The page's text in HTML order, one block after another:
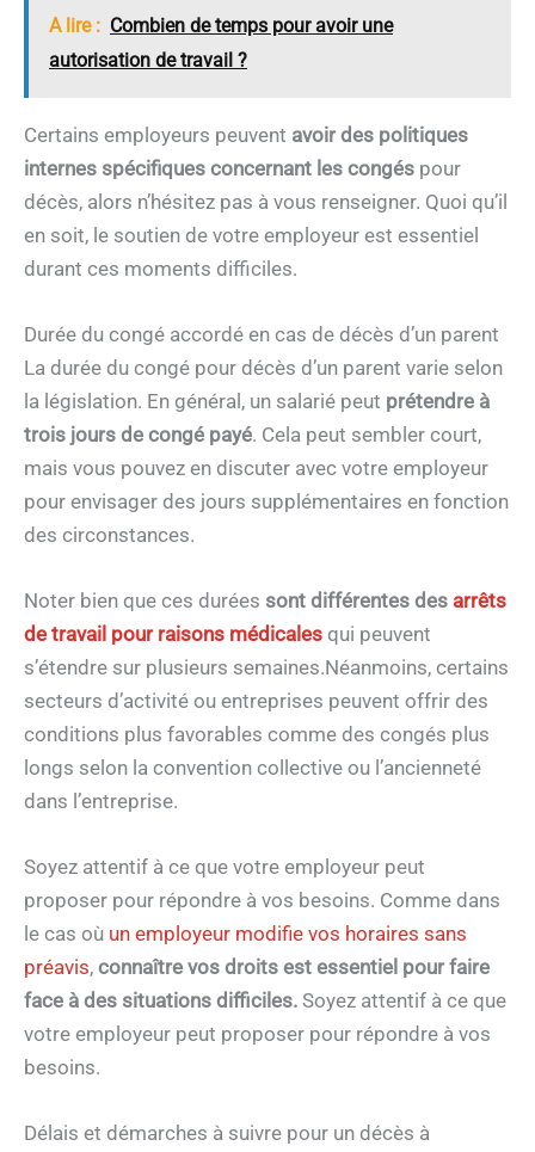
A lire : Combien de temps pour avoir une
autorisation de travail ?
Certains employeurs peuvent avoir des politiques
internes spécifiques concernant les congés pour
décès, alors n’hésitez pas à vous renseigner. Quoi qu’il
en soit, le soutien de votre employeur est essentiel
durant ces moments difficiles.
Durée du congé accordé en cas de décès d’un parent
La durée du congé pour décès d’un parent varie selon
la législation. En général, un salarié peut prétendre à
trois jours de congé payé. Cela peut sembler court,
mais vous pouvez en discuter avec votre employeur
pour envisager des jours supplémentaires en fonction
des circonstances.
Noter bien que ces durées sont différentes des arrêts
de travail pour raisons médicales qui peuvent
s’étendre sur plusieurs semaines.Néanmoins, certains
secteurs d’activité ou entreprises peuvent offrir des
conditions plus favorables comme des congés plus
longs selon la convention collective ou l’ancienneté
dans l’entreprise.
Soyez attentif à ce que votre employeur peut
proposer pour répondre à vos besoins. Comme dans
le cas où un employeur modifie vos horaires sans
préavis, connaître vos droits est essentiel pour faire
face à des situations difficiles. Soyez attentif à ce que
votre employeur peut proposer pour répondre à vos
besoins.
Délais et démarches à suivre pour un décès à